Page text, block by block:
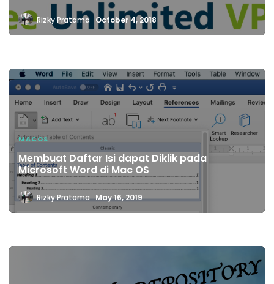
Rizky Pratama October 4, 2018
MACOS
Membuat Daftar Isi dapat Diklik pada
Microsoft Word di Mac OS
Rizky Pratama May 16, 2019